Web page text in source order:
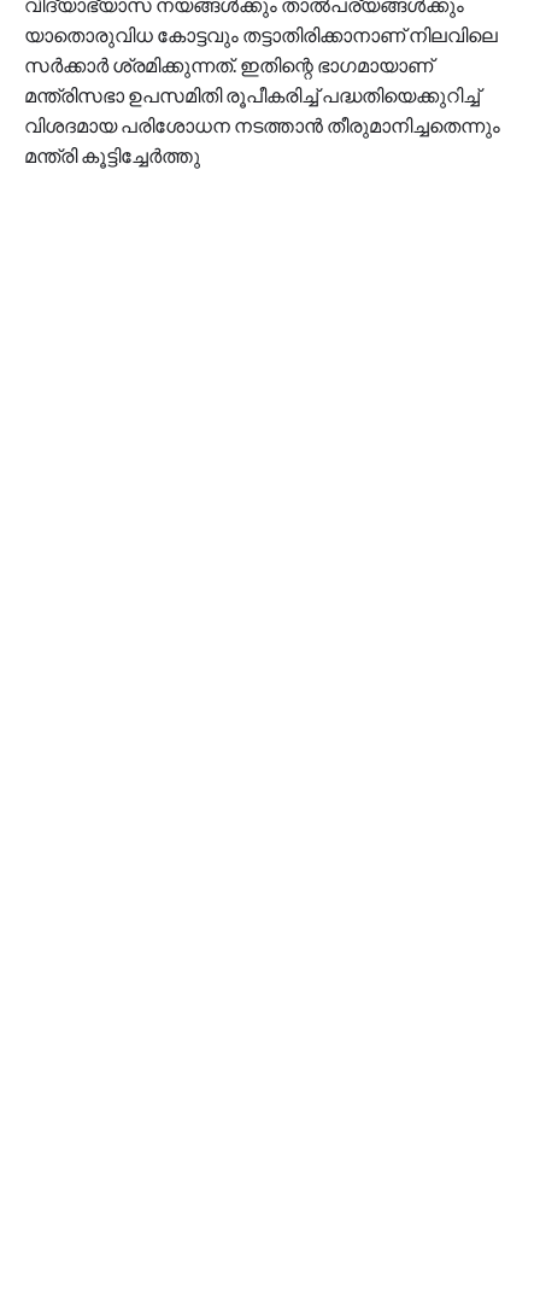
യാതൊരുവിധ കോട്ടവും തട്ടാതിരിക്കാനാണ് നിലവിലെ
സർക്കാർ ശ്രമിക്കുന്നത്. ഇതിന്റെ ഭാഗമായാണ്
മന്ത്രിസഭാ ഉപസമിതി രൂപീകരിച്ച് പദ്ധതിയെക്കുറിച്ച്
വിശദമായ പരിശോധന നടത്താൻ തീരുമാനിച്ചതെന്നും
മന്ത്രി കൂട്ടിച്ചേർത്തു